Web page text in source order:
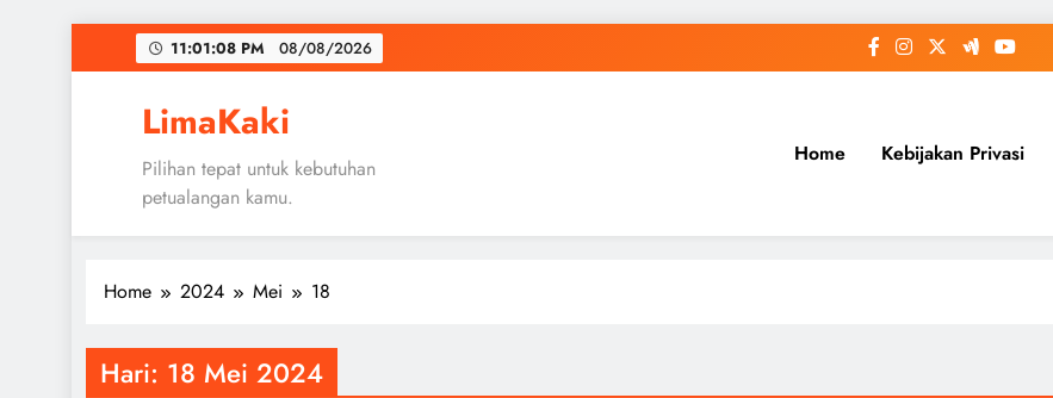
to
11:01:08 PM 08/08/2026
LimaKaki
Pilihan tepat untuk kebutuhan
petualangan kamu.
Home Kebijakan Privasi
Home 2024 Mei 18
Hari: 18 Mei 2024